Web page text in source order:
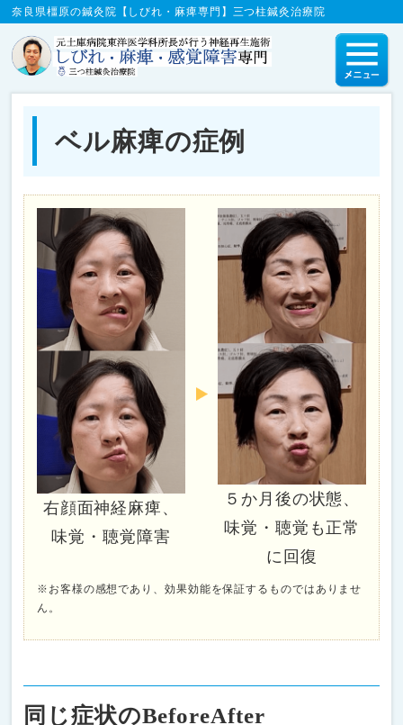
奈良県橿原の鍼灸院【しびれ・麻痺専門】三つ柱鍼灸治療院
ベル麻痺の症例
右顔面神経麻痺、
味覚・聴覚障害
５か月後の状態、
味覚・聴覚も正常
に回復
※お客様の感想であり、効果効能を保証するものではありませ
ん。
同じ症状のBeforeAfter